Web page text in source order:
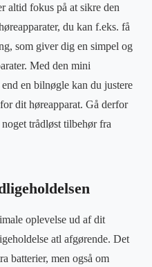
altid fokus på at sikre den
du kan f.eks. få
som giver dig en simpel og
Med den mini
en bilnøgle kan du justere
dit høreapparat. Gå derfor
trådløst tilbehør fra
oplevelse ud af dit
atl afgørende. Det
batterier, men også om